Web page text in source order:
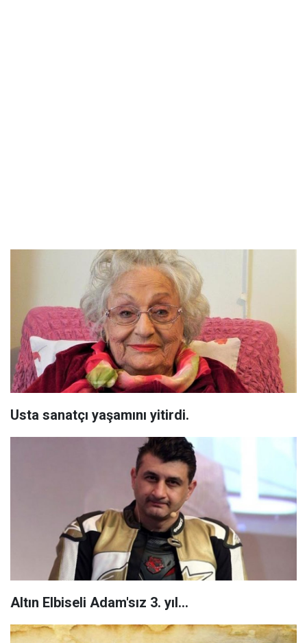
Usta sanatçı yaşamını yitirdi.
Altın Elbiseli Adam'sız 3. yıl...